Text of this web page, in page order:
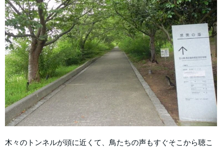
木々のトンネルが頭に近くて、鳥たちの声もすぐそこから聴こ